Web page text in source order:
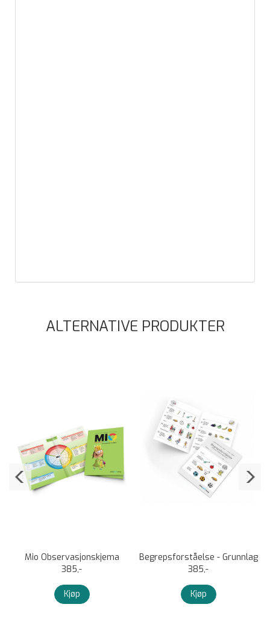
ALTERNATIVE PRODUKTER
Mio Observasjonskjema
385,-
Kjøp
Begrepsforståelse - Grunnlag
for begynneropplæringen
385,-
Kjøp